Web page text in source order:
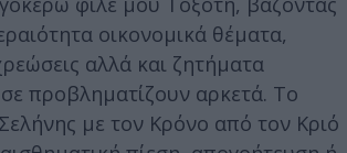
οικονομικά θέματα,
αλλά και ζητήματα
προβληματίζουν αρκετά. Το
με τον Κρόνο από τον Κριό